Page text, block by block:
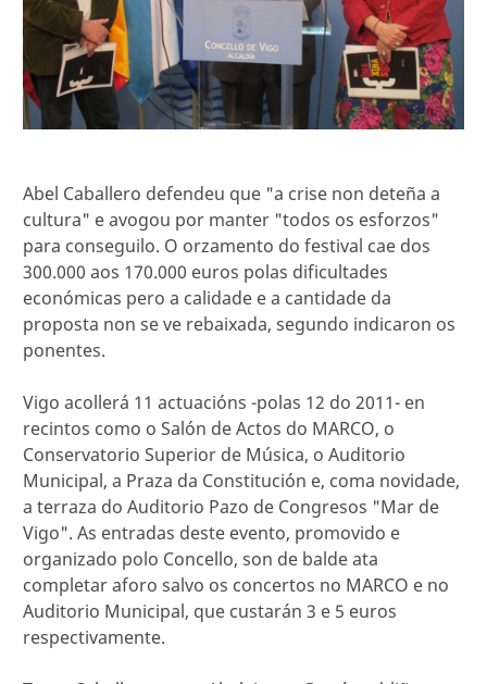
Abel Caballero defendeu que "a crise non deteña a
cultura" e avogou por manter "todos os esforzos"
para conseguilo. O orzamento do festival cae dos
300.000 aos 170.000 euros polas dificultades
económicas pero a calidade e a cantidade da
proposta non se ve rebaixada, segundo indicaron os
ponentes.
Vigo acollerá 11 actuacións -polas 12 do 2011- en
recintos como o Salón de Actos do MARCO, o
Conservatorio Superior de Música, o Auditorio
Municipal, a Praza da Constitución e, coma novidade,
a terraza do Auditorio Pazo de Congresos "Mar de
Vigo". As entradas deste evento, promovido e
organizado polo Concello, son de balde ata
completar aforo salvo os concertos no MARCO e no
Auditorio Municipal, que custarán 3 e 5 euros
respectivamente.